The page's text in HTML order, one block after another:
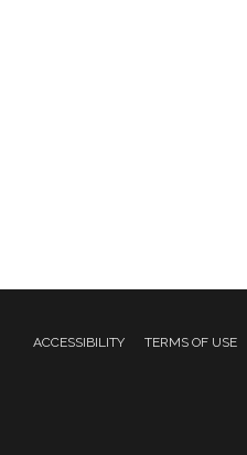
ACCESSIBILITY TERMS OF USE